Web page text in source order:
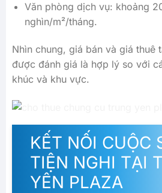
Văn phòng dịch vụ: khoảng
nghìn/m²/tháng.
Nhìn chung, giá bán và giá thuê
được đánh giá là hợp lý so với
khúc và khu vực.
KẾT NỐI CUỘC
TIỆN NGHI TẠI
YÊN PLAZA